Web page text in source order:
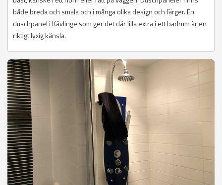
både breda och smala och i många olika design och färger. En
duschpanel i Kävlinge som ger det där lilla extra i ett badrum är en
riktigt lyxig känsla.